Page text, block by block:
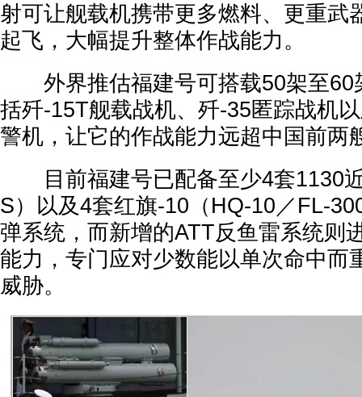
射可让舰载机携带更多燃料、更重武
起飞，大幅提升整体作战能力。
外界推估福建号可搭载50架至60
括歼-15T舰载战机、歼-35匿踪战机
警机，让它的作战能力远超中国前两
目前福建号已配备至少4套1130
S）以及4套红旗-10（HQ-10／FL-
弹系统，而新增的ATT反鱼雷系统则
能力，专门应对少数能以单次命中而
威胁。